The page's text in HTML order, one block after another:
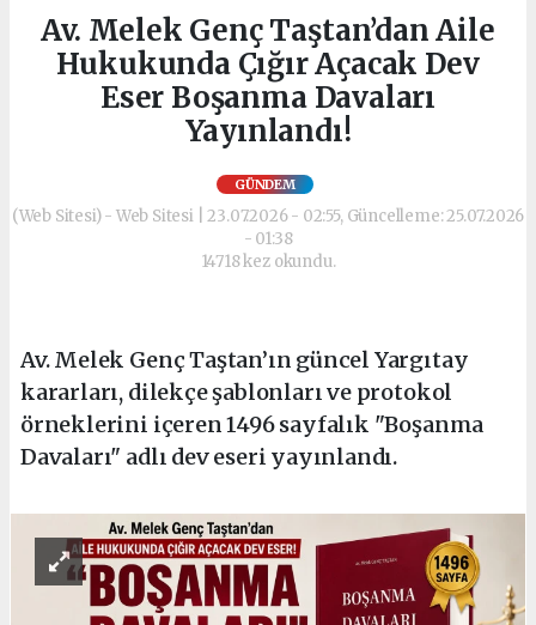
Av. Melek Genç Taştan’dan Aile
Hukukunda Çığır Açacak Dev
Eser Boşanma Davaları
Yayınlandı!
GÜNDEM
(Web Sitesi) - Web Sitesi | 23.07.2026 - 02:55, Güncelleme: 25.07.2026
- 01:38
14718 kez okundu.
Av. Melek Genç Taştan’ın güncel Yargıtay
kararları, dilekçe şablonları ve protokol
örneklerini içeren 1496 sayfalık "Boşanma
Davaları" adlı dev eseri yayınlandı.